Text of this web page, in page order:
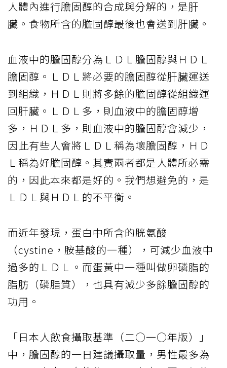
人體內進行膽固醇的合成與分解的，是肝
臟。食物所含的膽固醇最後也會送到肝臟。
血液中的膽固醇分為ＬＤＬ膽固醇與ＨＤＬ
膽固醇。ＬＤＬ將必要的膽固醇從肝臟運送
到組織，ＨＤＬ則將多餘的膽固醇從組織運
回肝臟。ＬＤＬ多，則血液中的膽固醇增
多，ＨＤＬ多，則血液中的膽固醇會減少，
因此有些人會將ＬＤＬ稱為壞膽固醇，ＨＤ
Ｌ稱為好膽固醇。其實兩者都是人體所必需
的，因此本來都是好的。我們想避免的，是
ＬＤＬ與ＨＤＬ的不平衡。
而近年發現，蛋白中所含的胱氨酸
（cystine，胺基酸的一種），可減少血液中
過多的ＬＤＬ。而蛋黃中一種叫做卵磷脂的
脂肪（磷脂質），也具有減少多餘膽固醇的
功用。
「日本人飲食攝取基準（二○一○年版）」
中，膽固醇的一日建議攝取量，男性最多為